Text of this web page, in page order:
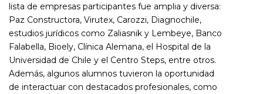
lista de empresas participantes fue amplia y diversa:
Paz Constructora, Virutex, Carozzi, Diagnochile,
estudios jurídicos como Zaliasnik y Lembeye, Banco
Falabella, Bioely, Clínica Alemana, el Hospital de la
Universidad de Chile y el Centro Steps, entre otros.
Además, algunos alumnos tuvieron la oportunidad
de interactuar con destacados profesionales, como